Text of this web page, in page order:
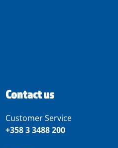
Contact us
Customer Service
+358 3 3488 200